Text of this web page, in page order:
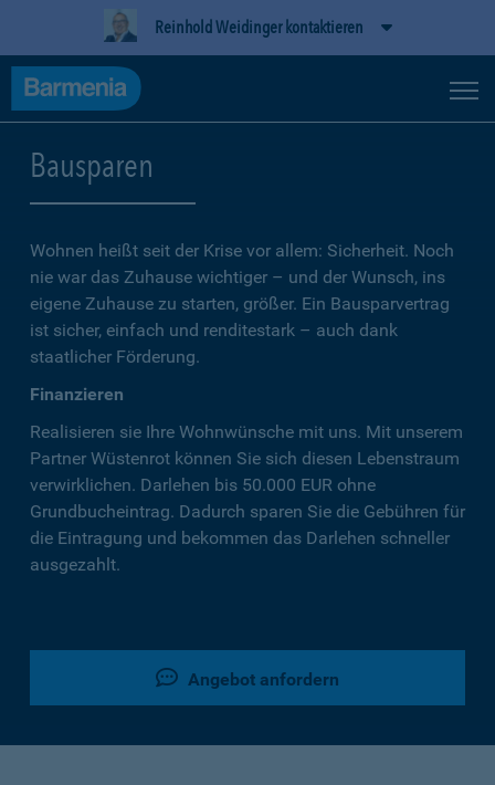
Reinhold Weidinger kontaktieren
Bausparen
Wohnen heißt seit der Krise vor allem: Sicherheit. Noch
nie war das Zuhause wichtiger – und der Wunsch, ins
eigene Zuhause zu starten, größer. Ein Bausparvertrag
ist sicher, einfach und renditestark – auch dank
staatlicher Förderung.
Finanzieren
Realisieren sie Ihre Wohnwünsche mit uns. Mit unserem
Partner Wüstenrot können Sie sich diesen Lebenstraum
verwirklichen. Darlehen bis 50.000 EUR ohne
Grundbucheintrag. Dadurch sparen Sie die Gebühren für
die Eintragung und bekommen das Darlehen schneller
ausgezahlt.
Angebot anfordern